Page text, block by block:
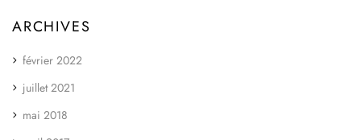
ARCHIVES
février 2022
juillet 2021
mai 2018